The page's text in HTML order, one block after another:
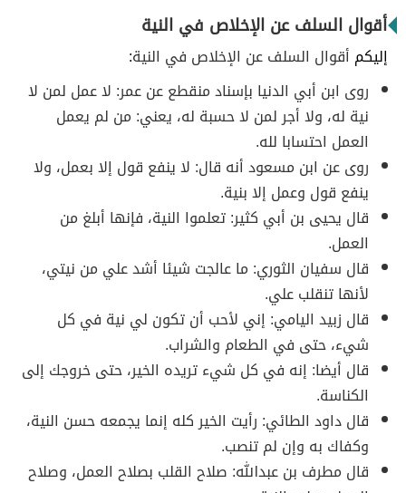
أقوال السلف عن الإخلاص في النية
إليكم أقوال السلف عن الإخلاص في النية:
روى ابن أبي الدنيا بإسناد منقطع عن عمر: لا عمل لمن لا
نية له، ولا أجر لمن لا حسبة له، يعني: من لم يعمل
العمل احتسابا لله.
روى عن ابن مسعود أنه قال: لا ينفع قول إلا بعمل، ولا
ينفع قول وعمل إلا بنية.
قال يحيى بن أبي كثير: تعلموا النية، فإنها أبلغ من
العمل.
قال سفيان الثوري: ما عالجت شيئا أشد علي من نيتي،
لأنها تنقلب علي.
قال زبيد اليامي: إني لأحب أن تكون لي نية في كل
شيء، حتى في الطعام والشراب.
قال أيضا: إنه في كل شيء تريده الخير، حتى خروجك إلى
الكناسة.
قال داود الطائي: رأيت الخير كله إنما يجمعه حسن النية،
وكفاك به وإن لم تنصب.
قال مطرف بن عبدالله: صلاح القلب بصلاح العمل، وصلاح